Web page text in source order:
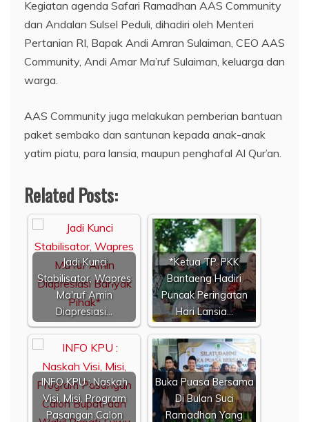
Kegiatan agenda Safari Ramadhan AAS Community
dan Andalan Sulsel Peduli, dihadiri oleh Menteri
Pertanian RI, Bapak Andi Amran Sulaiman, CEO AAS
Community, Andi Amar Ma’ruf Sulaiman, keluarga dan
warga.
AAS Community juga melakukan pemberian bantuan
paket sembako dan santunan kepada anak-anak
yatim piatu, para lansia, maupun penghafal Al Qur’an.
Related Posts:
Jadi Kunci
Stabilisator, Wapres
Ma'ruf Amin
Diapresiasi…
*Ketua TP. PKK
Bantaeng Hadiri
Puncak Peringatan
Hari Lansia…
INFO KPU : Naskah
Visi, Misi, Program
Pasangan Calon
Buka Puasa Bersama
Di Bulan Suci
Ramadhan Yang